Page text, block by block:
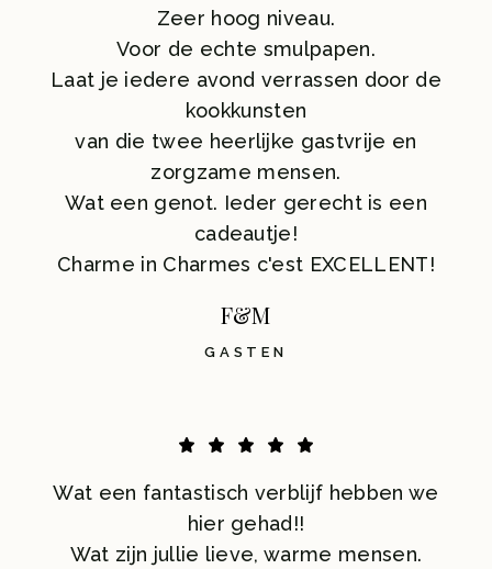
Zeer hoog niveau.
Voor de echte smulpapen.
Laat je iedere avond verrassen door de
kookkunsten
van die twee heerlijke gastvrije en
zorgzame mensen.
Wat een genot. Ieder gerecht is een
cadeautje!
Charme in Charmes c'est EXCELLENT!
F&M
GASTEN
Wat een fantastisch verblijf hebben we
hier gehad!!
Wat zijn jullie lieve, warme mensen.